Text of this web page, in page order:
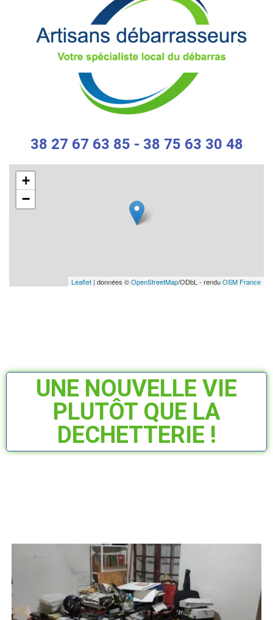
38 27 67 63 85 - 38 75 63 30 48
+
−
Leaflet | données ©OpenStreetMap/ODbL - renduOSM France
UNE NOUVELLE VIE
PLUTÔT QUE LA
DECHETTERIE !